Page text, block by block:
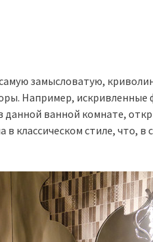
замысловатую,
Например,
данной ванной комнате,
классическом стиле, что,